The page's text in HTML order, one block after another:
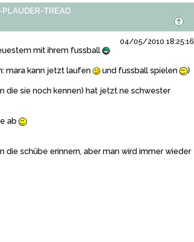
TREAD
04/05/2010 18:25:16
mit ihrem fussball
mara kann jetzt laufen und fussball spielen )
die sie noch kennen) hat jetzt ne schwester
ab
die schübe erinnern, aber man wird immer wieder